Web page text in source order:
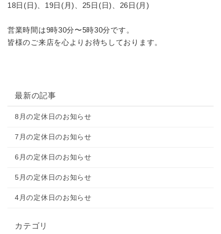
18日(日)、19日(月)、25日(日)、26日(月)
営業時間は9時30分〜5時30分です。
皆様のご来店を心よりお待ちしております。
最新の記事
8月の定休日のお知らせ
7月の定休日のお知らせ
6月の定休日のお知らせ
5月の定休日のお知らせ
4月の定休日のお知らせ
カテゴリ